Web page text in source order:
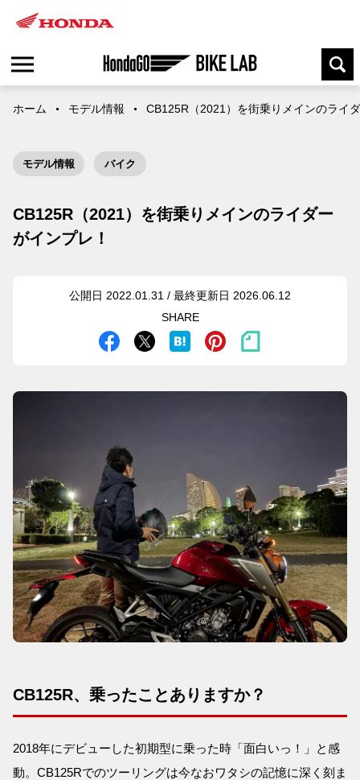
ホーム モデル情報 CB125R（2021）を街乗りメインのライ
モデル情報 バイク
CB125R（2021）を街乗りメインのライダー
がインプレ！
公開日 2022.01.31 / 最終更新日 2026.06.12
SHARE
CB125R、乗ったことありますか？
2018年にデビューした初期型に乗った時「面白いっ！」と感
動。CB125Rでのツーリングは今なおワタシの記憶に深く刻ま